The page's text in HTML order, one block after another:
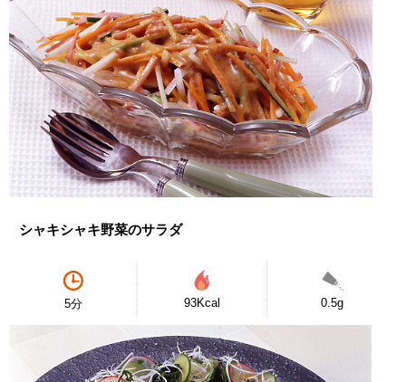
シャキシャキ野菜のサラダ
5分 93Kcal 0.5g